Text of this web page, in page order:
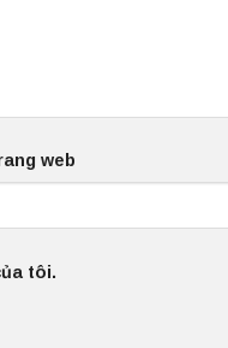
web
tôi.